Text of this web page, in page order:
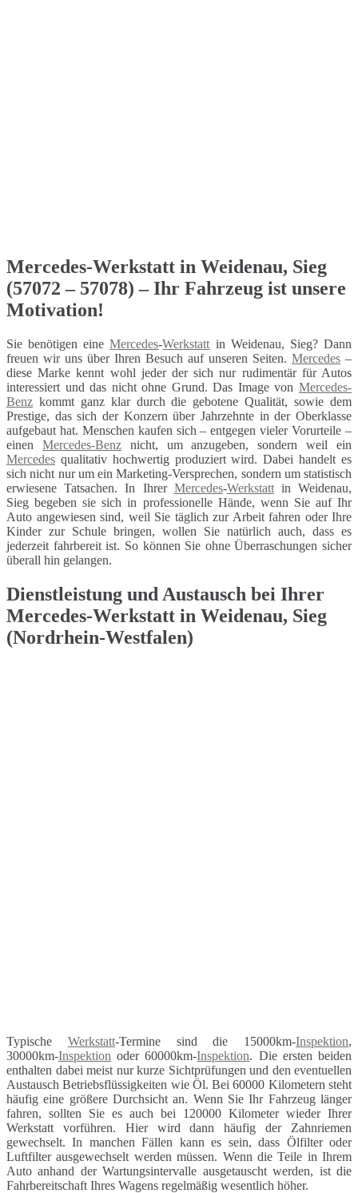
Mercedes-Werkstatt in Weidenau, Sieg
(57072 – 57078) – Ihr Fahrzeug ist unsere
Motivation!
Sie benötigen eineMercedes-Werkstatt in Weidenau, Sieg? Dann
freuen wir uns über Ihren Besuch auf unseren Seiten. Mercedes –
diese Marke kennt wohl jeder der sich nur rudimentär für Autos
interessiert und das nicht ohne Grund. Das Image von Mercedes-
Benz kommt ganz klar durch die gebotene Qualität, sowie dem
Prestige, das sich der Konzern über Jahrzehnte in der Oberklasse
aufgebaut hat. Menschen kaufen sich – entgegen vieler Vorurteile –
einen Mercedes-Benznicht, um anzugeben, sondern weil ein
Mercedes qualitativ hochwertig produziert wird. Dabei handelt es
sich nicht nur um ein Marketing-Versprechen, sondern um statistisch
erwiesene Tatsachen. In Ihrer Mercedes-Werkstattin Weidenau,
Sieg begeben sie sich in professionelle Hände, wenn Sie auf Ihr
Auto angewiesen sind, weil Sie täglich zur Arbeit fahren oder Ihre
Kinder zur Schule bringen, wollen Sie natürlich auch, dass es
jederzeit fahrbereit ist. So können Sie ohne Überraschungen sicher
überall hin gelangen.
Dienstleistung und Austausch bei Ihrer
Mercedes-Werkstatt in Weidenau, Sieg
(Nordrhein-Westfalen)
Typische Werkstatt-Termine sind die 15000km-Inspektion,
30000km-Inspektion oder 60000km-Inspektion. Die ersten beiden
enthalten dabei meist nur kurze Sichtprüfungen und den eventuellen
Austausch Betriebsflüssigkeiten wie Öl. Bei 60000 Kilometern steht
häufig eine größere Durchsicht an. Wenn Sie Ihr Fahrzeug länger
fahren, sollten Sie es auch bei 120000 Kilometer wieder Ihrer
Werkstatt vorführen. Hier wird dann häufig der Zahnriemen
gewechselt. In manchen Fällen kann es sein, dass Ölfilter oder
Luftfilter ausgewechselt werden müssen. Wenn die Teile in Ihrem
Auto anhand der Wartungsintervalle ausgetauscht werden, ist die
Fahrbereitschaft Ihres Wagens regelmäßig wesentlich höher.